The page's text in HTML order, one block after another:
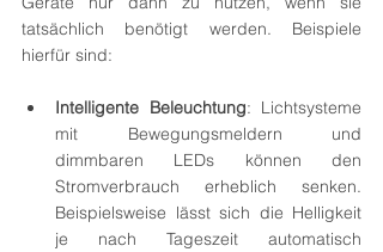
tatsächlich benötigt werden. Beispiele
hierfür sind:
Intelligente Beleuchtung: Lichtsysteme
mit Bewegungsmeldern und
dimmbaren LEDs können den
Stromverbrauch erheblich senken.
Beispielsweise lässt sich die Helligkeit
je nach Tageszeit automatisch